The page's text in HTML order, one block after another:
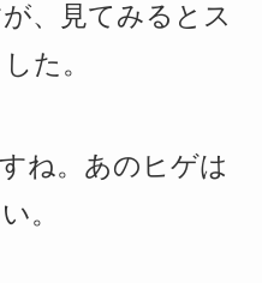
、見てみるとス
た。
ね。あのヒゲは
。